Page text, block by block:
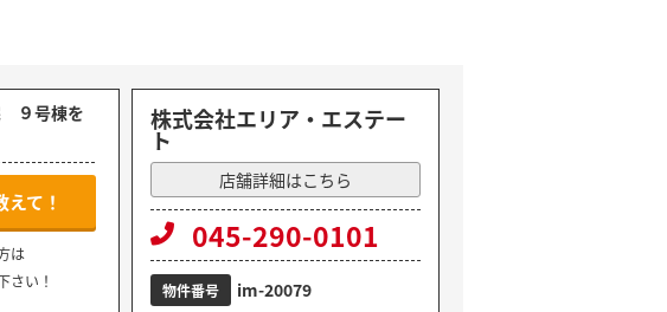
９号棟を
て！
は
さい！
株式会社エリア・エステー
ト
店舗詳細はこちら
045-290-0101
物件番号 im-20079